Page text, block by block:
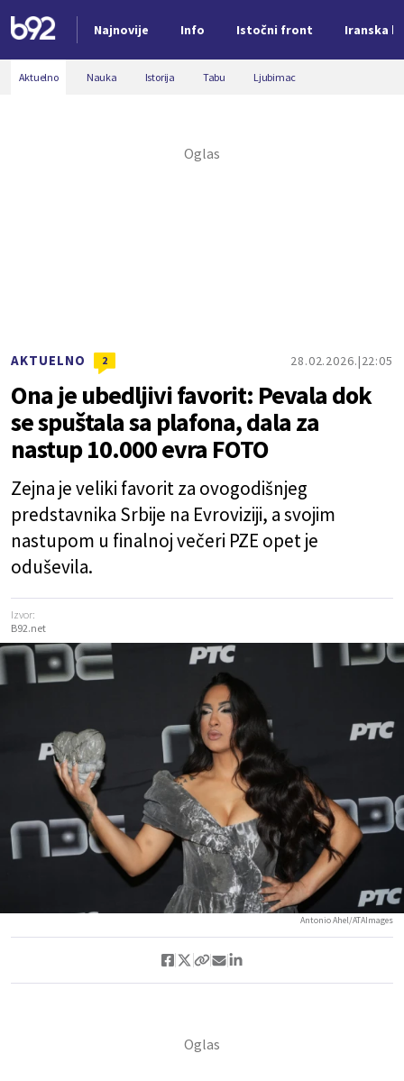
Najnovije Info Istočni front Iranska
Nova vest
Aktuelno Nauka Istorija Tabu Ljubimac
AKTUELNO 2 28.02.2026. 22:05
Ona je ubedljivi favorit: Pevala dok
se spuštala sa plafona, dala za
nastup 10.000 evra FOTO
Zejna je veliki favorit za ovogodišnjeg
predstavnika Srbije na Evroviziji, a svojim
nastupom u finalnoj večeri PZE opet je
oduševila.
Izvor:
B92.net
Antonio Ahel/ATAImages